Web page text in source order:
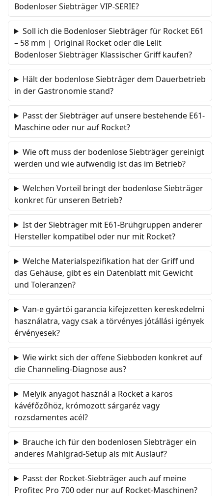
Bodenloser Siebträger VIP-SERIE?
Soll ich die Bodenloser Siebträger für Rocket E61
– 58 mm | Original Rocket oder die Lelit
Bodenloser Siebträger Klassischer Griff kaufen?
Hält der bodenlose Siebträger dem Dauerbetrieb
in der Gastronomie stand?
Passt der Siebträger auf unsere bestehende E61-
Maschine oder nur auf Rocket?
Wie oft muss der bodenlose Siebträger gereinigt
werden und wie aufwendig ist das im Betrieb?
Welchen Vorteil bringt der bodenlose Siebträger
konkret für unseren Betrieb?
Ist der Siebträger mit E61-Brühgruppen anderer
Hersteller kompatibel oder nur mit Rocket?
Welche Materialspezifikation hat der Griff und
das Gehäuse, gibt es ein Datenblatt mit Gewicht
und Toleranzen?
Van-e gyártói garancia kifejezetten kereskedelmi
használatra, vagy csak a törvényes jótállási igények
érvényesek?
Wie wirkt sich der offene Siebboden konkret auf
die Channeling-Diagnose aus?
Melyik anyagot használ a Rocket a karos
kávéfőzőhöz, krómozott sárgaréz vagy
rozsdamentes acél?
Brauche ich für den bodenlosen Siebträger ein
anderes Mahlgrad-Setup als mit Auslauf?
Passt der Rocket-Siebträger auch auf meine
Profitec Pro 700 oder nur auf Rocket-Maschinen?